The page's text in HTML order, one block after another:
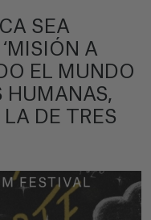
SEA
A
EL MUNDO
HUMANAS,
DE TRES